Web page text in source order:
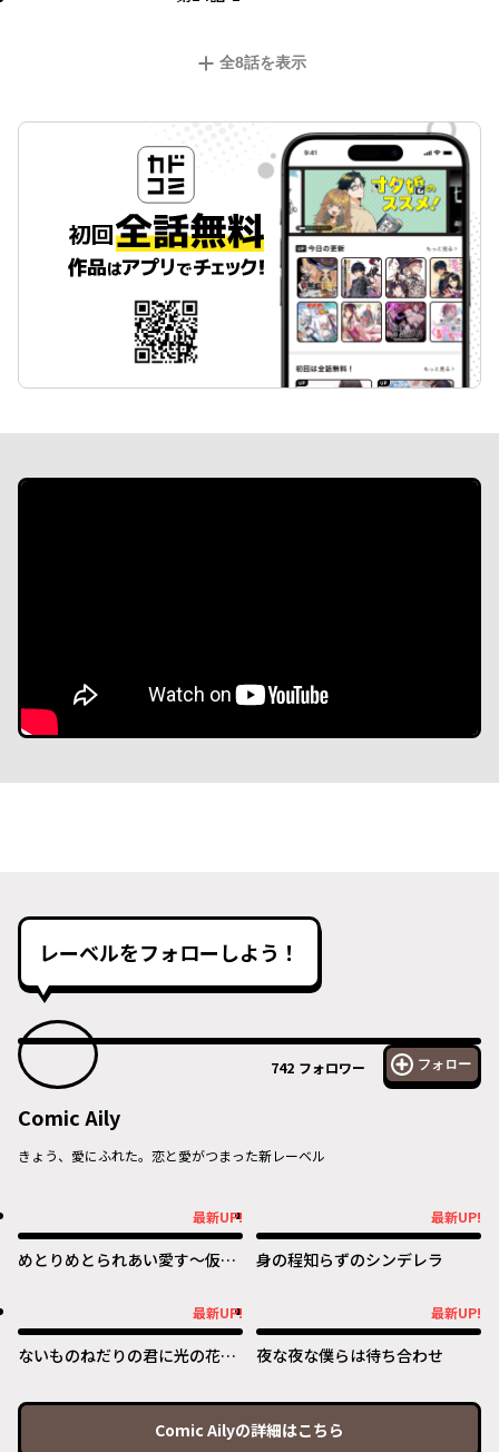
全8話を表示
レーベルをフォローしよう！
742 フォロワー フォロー
Comic Aily
きょう、愛にふれた。恋と愛がつまった新レーベル
最新UP!
めとりめとられあい愛す〜仮面
最新UP!
身の程知らずのシンデレラ
最新UP!
ないものねだりの君に光の花束
最新UP!
夜な夜な僕らは待ち合わせ
Comic Ailyの詳細はこちら